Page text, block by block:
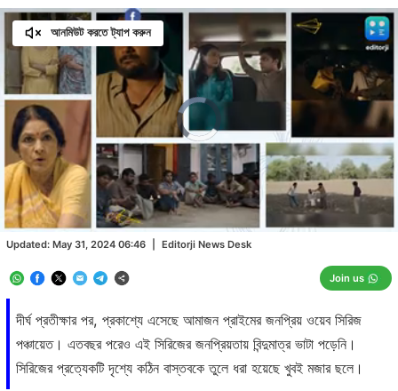
দীর্ঘ প্রতীক্ষার পর, প্রকাশ্যে এসেছে আমাজন প্রাইমের জনপ্রিয় ওয়েব সিরিজ
পঞ্চায়েত। এতবছর পরেও এই সিরিজের জনপ্রিয়তায় বিন্দুমাত্র ভাটা পড়েনি।
সিরিজের প্রত্যেকটি দৃশ্যে কঠিন বাস্তবকে তুলে ধরা হয়েছে খুবই মজার ছলে।
Updated: May 31, 2024 06:46 Editorji News Desk
Join us
আনমিউট করতে ট্যাপ করুন
Video
Player
is
loading.
Loaded:
7.00%